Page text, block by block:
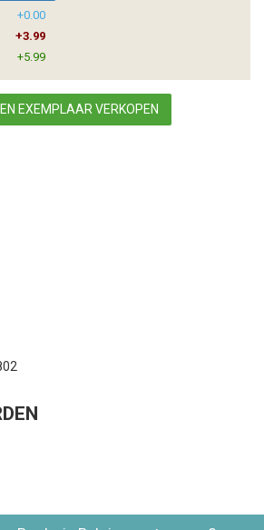
+0.00
+3.99
+5.99
EXEMPLAAR VERKOPEN